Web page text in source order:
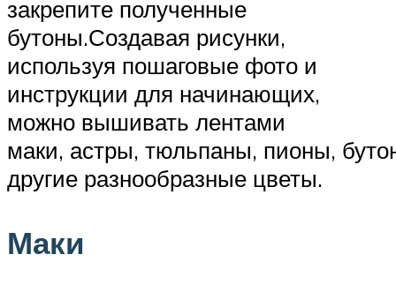
закрепите полученные
бутоны.Создавая рисунки,
используя пошаговые фото и
инструкции для начинающих,
можно вышивать лентами
маки, астры, тюльпаны, пионы,
другие разнообразные цветы.
Маки